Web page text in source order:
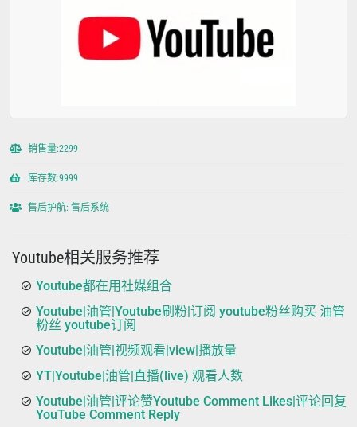
销售量:2299
库存数:9999
售后护航: 售后系统
Youtube相关服务推荐
Youtube都在用社媒组合
Youtube|油管|Youtube刷粉|订阅 youtube粉丝购买 油管
粉丝 youtube订阅
Youtube|油管|视频观看|view|播放量
YT|Youtube|油管|直播(live) 观看人数
Youtube|油管|评论赞Youtube Comment Likes|评论回复
YouTube Comment Reply